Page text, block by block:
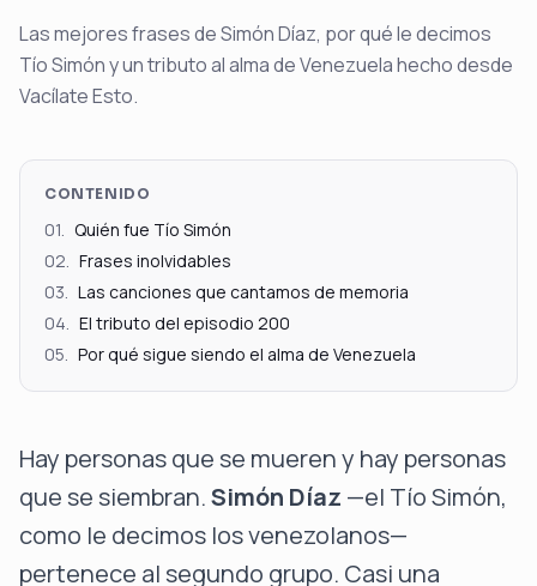
Las mejores frases de Simón Díaz, por qué le decimos
Tío Simón y un tributo al alma de Venezuela hecho desde
Vacílate Esto.
CONTENIDO
01. Quién fue Tío Simón
02. Frases inolvidables
03. Las canciones que cantamos de memoria
04. El tributo del episodio 200
05. Por qué sigue siendo el alma de Venezuela
Hay personas que se mueren y hay personas
que se siembran.Simón Díaz —el Tío Simón,
como le decimos los venezolanos—
pertenece al segundo grupo. Casi una